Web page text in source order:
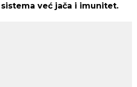
već jača i imunitet.